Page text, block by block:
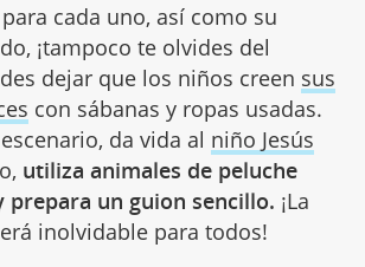
cada uno, así como su
¡tampoco te olvides del
dejar que los niños creen sus
con sábanas y ropas usadas.
da vida al niño Jesús
utiliza animales de peluche
prepara un guion sencillo. ¡La
inolvidable para todos!